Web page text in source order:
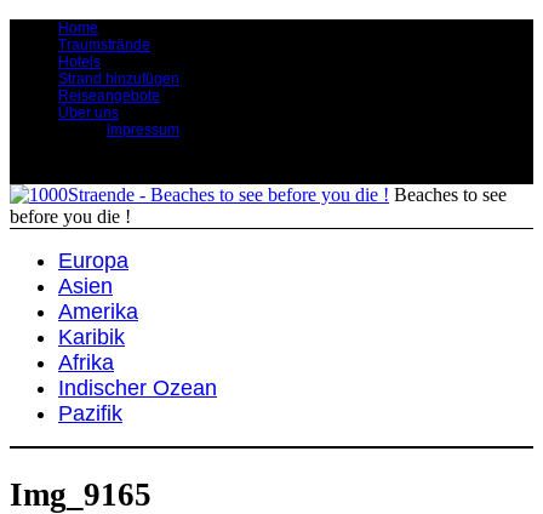
Home
Traumstrände
Hotels
Strand hinzufügen
Reiseangebote
Über uns
Impressum
Beaches to see
before you die !
Europa
Asien
Amerika
Karibik
Afrika
Indischer Ozean
Pazifik
Img_9165